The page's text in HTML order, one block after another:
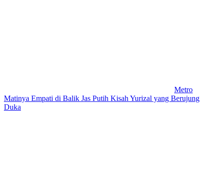
Metro
Matinya Empati di Balik Jas Putih Kisah Yurizal yang Berujung
Duka